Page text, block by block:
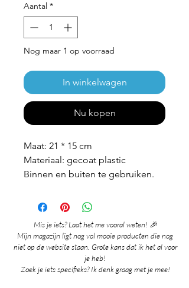
Aantal *
Nog maar 1 op voorraad
In winkelwagen
Nu kopen
Maat: 21 * 15 cm
Materiaal: gecoat plastic
Binnen en buiten te gebruiken.
Mis je iets? Laat het me vooral weten! 🎉
Mijn magazijn ligt nog vol mooie producten die nog
niet op de website staan. Grote kans dat ik het al voor
je heb!
Zoek je iets specifieks? Ik denk graag met je mee!